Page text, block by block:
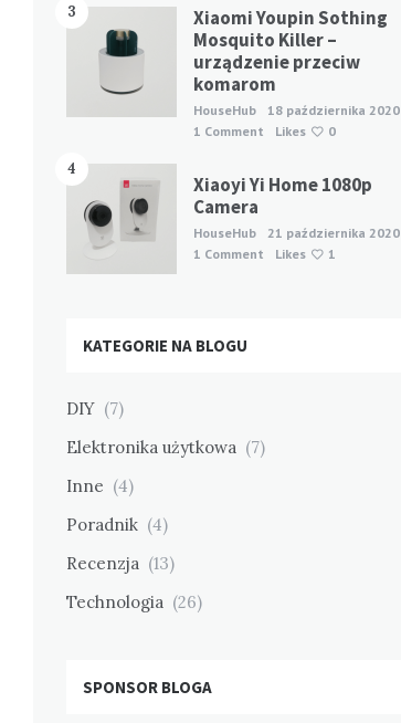
3
Xiaomi Youpin Sothing
Mosquito Killer –
urządzenie przeciw
komarom
HouseHub
18 października 2020
1 Comment
Likes 0
4
Xiaoyi Yi Home 1080p
Camera
HouseHub
21 października 2020
1 Comment
Likes 1
KATEGORIE NA BLOGU
DIY (7)
Elektronika użytkowa (7)
Inne (4)
Poradnik (4)
Recenzja (13)
Technologia (26)
SPONSOR BLOGA